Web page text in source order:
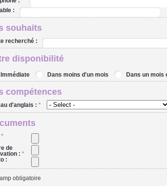
:
souhaits
recherché :
disponibilité
Immédiate Dans moins d'un mois Dans un mois
compétences
d'anglais : * - Select -
*
de
: *
:
obligatoire